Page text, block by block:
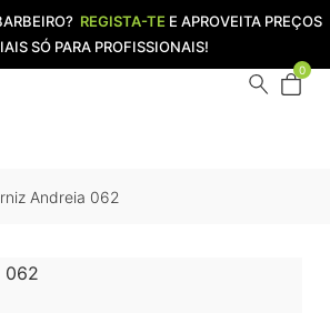
REGISTA-TE E APROVEITA PREÇOS
SÓ PARA PROFISSIONAIS!
0
Andreia 062